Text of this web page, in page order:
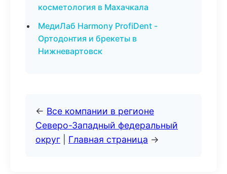
косметология в Махачкала
МедиЛаб Harmony ProfiDent -
Ортодонтия и брекеты в
Нижневартовск
← Все компании в регионе
Северо-Западный федеральный
округ
Главная страница →